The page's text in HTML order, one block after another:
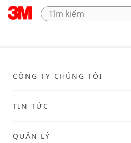
CÔNG TY CHÚNG TÔI
TIN TỨC
QUẢN LÝ